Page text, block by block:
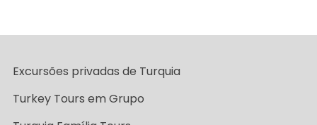
Excursões privadas de Turquia
Turkey Tours em Grupo